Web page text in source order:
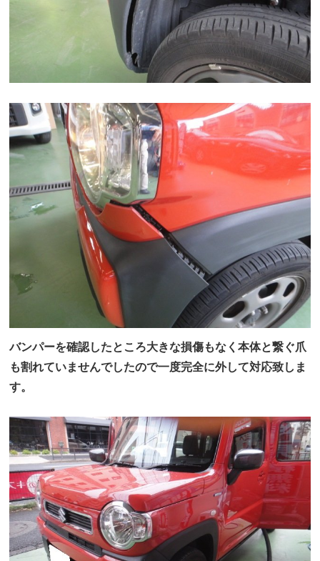
バンパーを確認したところ大きな損傷もなく本体と繋ぐ爪
も割れていませんでしたので一度完全に外して対応致しま
す。